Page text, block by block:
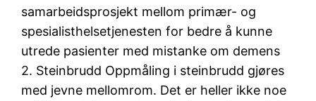
samarbeidsprosjekt mellom primær- og
spesialisthelsetjenesten for bedre å kunne
utrede pasienter med mistanke om demens
2. Steinbrudd Oppmåling i steinbrudd gjøres
med jevne mellomrom. Det er heller ikke noe